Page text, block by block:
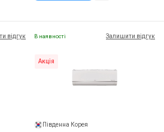
відгук В наявності Залишити відгук
Акція
Південна Корея